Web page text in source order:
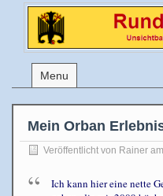
Menu
Mein Orban
Veröffentlicht von Rainer
Ich kann hier eine nette